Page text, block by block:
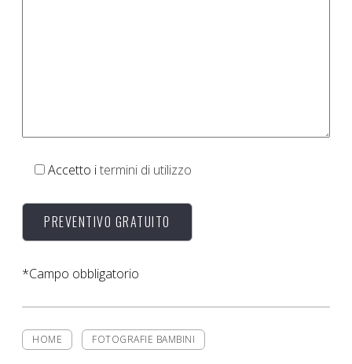
Accetto itermini di utilizzo
*Campo obbligatorio
HOME FOTOGRAFIE BAMBINI